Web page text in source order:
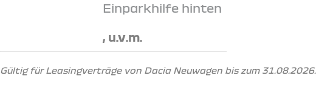
Einparkhilfe hinten
, u.v.m.
Gültig für Leasingverträge von Dacia Neuwagen bis zum 31.08.2026.